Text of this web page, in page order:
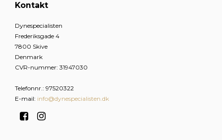
Kontakt
Dynespecialisten
Frederiksgade 4
7800 Skive
Denmark
CVR-nummer: 31947030
Telefonnr.: 97520322
E-mail: info@dynespecialisten.dk